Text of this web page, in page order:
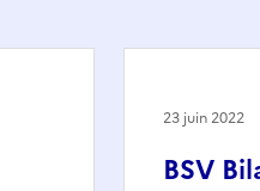
BSV
23 juin 2022